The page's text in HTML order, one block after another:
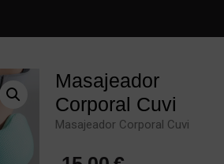
Masajeador
Corporal Cuvi
Masajeador Corporal Cuvi